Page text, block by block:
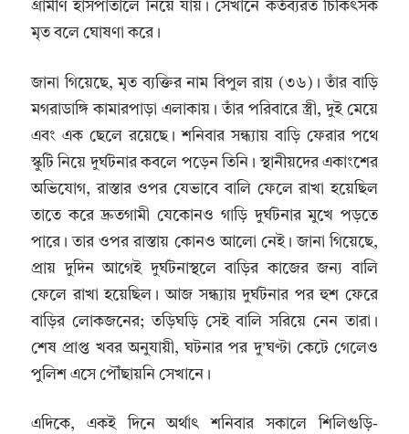
গ্রামীণ হাসপাতালে নিয়ে যায়। সেখানে কর্তব্যরত চিকিৎসক
মৃত বলে ঘোষণা করে।
জানা গিয়েছে, মৃত ব্যক্তির নাম বিপুল রায় (৩৬)। তাঁর বাড়ি
মগরাডাঙ্গি কামারপাড়া এলাকায়। তাঁর পরিবারে স্ত্রী, দুই মেয়ে
এবং এক ছেলে রয়েছে। শনিবার সন্ধ্যায় বাড়ি ফেরার পথে
স্কুটি নিয়ে দুর্ঘটনার কবলে পড়েন তিনি।স্থানীয়দের একাংশের
অভিযোগ, রাস্তার ওপর যেভাবে বালি ফেলে রাখা হয়েছিল
তাতে করে দ্রুতগামী যেকোনও গাড়ি দুর্ঘটনার মুখে পড়তে
পারে। তার ওপর রাস্তায় কোনও আলো নেই। জানা গিয়েছে,
প্রায় দুদিন আগেই দুর্ঘটনাস্থলে বাড়ির কাজের জন্য বালি
ফেলে রাখা হয়েছিল। আজ সন্ধ্যায় দুর্ঘটনার পর হুশ ফেরে
বাড়ির লোকজনের; তড়িঘড়ি সেই বালি সরিয়ে নেন তারা।
শেষ প্রাপ্ত খবর অনুযায়ী, ঘটনার পর দু’ঘণ্টা কেটে গেলেও
পুলিশ এসে পৌঁছায়নি সেখানে।
এদিকে, একই দিনে অর্থাৎ শনিবার সকালে শিলিগুড়ি-